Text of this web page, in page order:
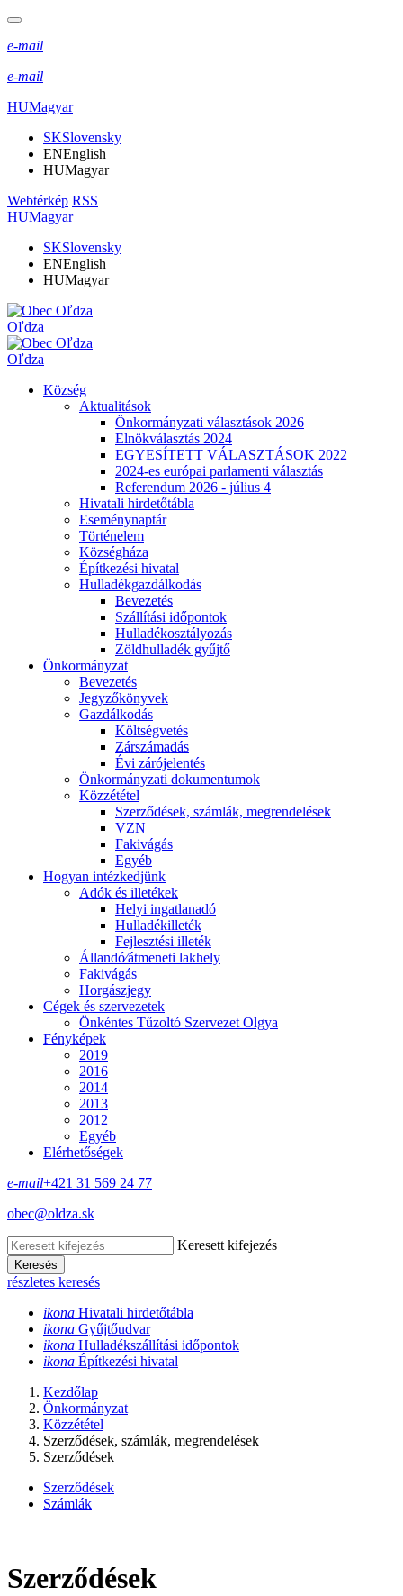
e-mail
e-mail
HUMagyar
SKSlovensky
ENEnglish
HUMagyar
Webtérkép RSS
HUMagyar
SKSlovensky
ENEnglish
HUMagyar
Oľdza
Oľdza
Község
Aktualitások
Önkormányzati választások 2026
Elnökválasztás 2024
EGYESÍTETT VÁLASZTÁSOK 2022
2024-es európai parlamenti választás
Referendum 2026 - július 4
Hivatali hirdetőtábla
Eseménynaptár
Történelem
Községháza
Építkezési hivatal
Hulladékgazdálkodás
Bevezetés
Szállítási időpontok
Hulladékosztályozás
Zöldhulladék gyűjtő
Önkormányzat
Bevezetés
Jegyzőkönyvek
Gazdálkodás
Költségvetés
Zárszámadás
Évi zárójelentés
Önkormányzati dokumentumok
Közzététel
Szerződések, számlák, megrendelések
VZN
Fakivágás
Egyéb
Hogyan intézkedjünk
Adók és illetékek
Helyi ingatlanadó
Hulladékilleték
Fejlesztési illeték
Állandó⁄átmeneti lakhely
Fakivágás
Horgászjegy
Cégek és szervezetek
Önkéntes Tűzoltó Szervezet Olgya
Fényképek
2019
2016
2014
2013
2012
Egyéb
Elérhetőségek
e-mail+421 31 569 24 77
obec@oldza.sk
Keresett kifejezés
Keresés
részletes keresés
ikona Hivatali hirdetőtábla
ikona Gyűjtőudvar
ikona Hulladékszállítási időpontok
ikona Építkezési hivatal
Kezdőlap
Önkormányzat
Közzététel
Szerződések, számlák, megrendelések
Szerződések
Szerződések
Számlák
Szerződések